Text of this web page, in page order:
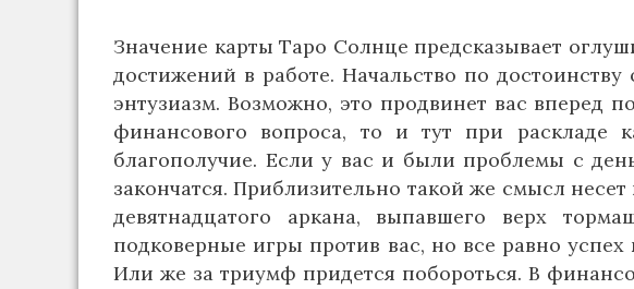
Значение карты Таро Солнце предсказывает
достижений в работе. Начальство по
энтузиазм. Возможно, это продвинет вас вперед
финансового вопроса, то и тут при раскладе
благополучие. Если у вас и были проблемы с
закончатся. Приблизительно такой же смысл
девятнадцатого аркана, выпавшего верх
подковерные игры против вас, но все равно
Или же за триумф придется побороться. В